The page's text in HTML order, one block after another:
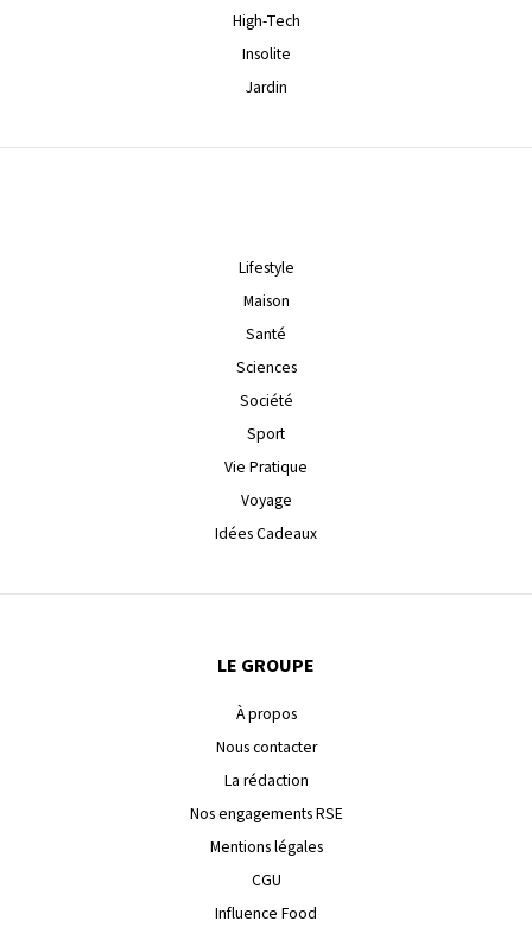
High-Tech
Insolite
Jardin
Lifestyle
Maison
Santé
Sciences
Société
Sport
Vie Pratique
Voyage
Idées Cadeaux
LE GROUPE
À propos
Nous contacter
La rédaction
Nos engagements RSE
Mentions légales
CGU
Influence Food